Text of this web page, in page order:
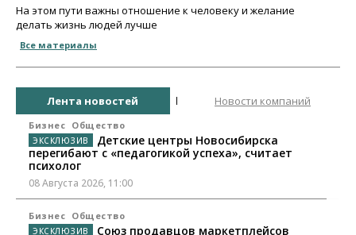
На этом пути важны отношение к человеку и желание
делать жизнь людей лучше
Все материалы
Лента новостей Новости компаний
Бизнес Общество
Детские центры Новосибирска
перегибают с «педагогикой успеха», считает
психолог
08 Августа 2026, 11:00
Бизнес Общество
Союз продавцов маркетплейсов